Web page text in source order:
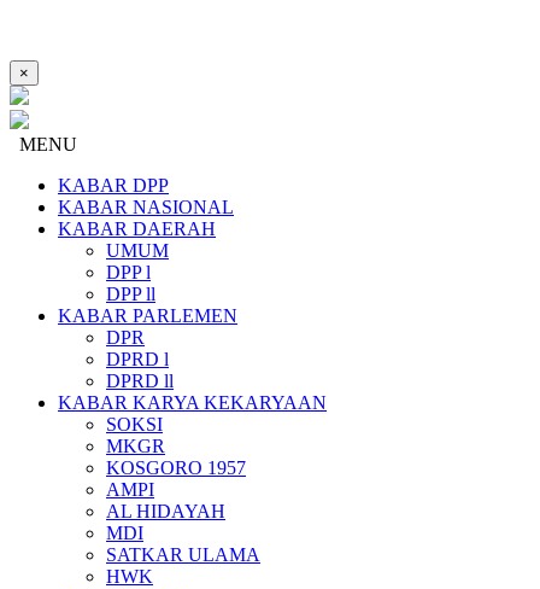
×
MENU
KABAR DPP
KABAR NASIONAL
KABAR DAERAH
UMUM
DPP l
DPP ll
KABAR PARLEMEN
DPR
DPRD l
DPRD ll
KABAR KARYA KEKARYAAN
SOKSI
MKGR
KOSGORO 1957
AMPI
AL HIDAYAH
MDI
SATKAR ULAMA
HWK